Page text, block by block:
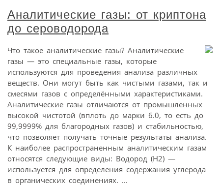
Аналитические газы: от криптона
до сероводорода
Что такое аналитические газы? Аналитические
газы — это специальные газы, которые
используются для проведения анализа различных
веществ. Они могут быть как чистыми газами, так и
смесями газов с определёнными характеристиками.
Аналитические газы отличаются от промышленных
высокой чистотой (вплоть до марки 6.0, то есть до
99,9999% для благородных газов) и стабильностью,
что позволяет получать точные результаты анализа.
К наиболее распространенным аналитическим газам
относятся следующие виды: Водород (H2) —
используется для определения содержания углерода
в органических соединениях. ...